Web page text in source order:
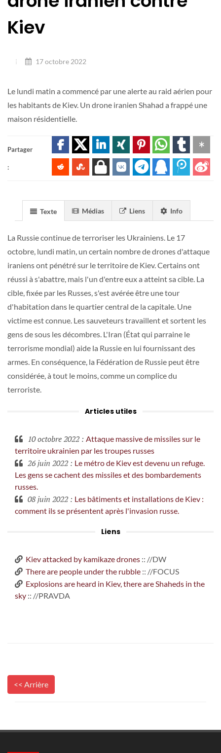
Kiev
17 octobre 2022
Le lundi matin a commencé par une alerte au raid aérien pour
les habitants de Kiev. Un drone iranien Shahad a frappé une
maison résidentielle.
Partager
:
Texte Médias Liens Info
La Russie continue de terroriser les Ukrainiens. Le 17
octobre, lundi matin, un certain nombre de drones d'attaque
iraniens ont pénétré sur le territoire de Kiev. Certains ont
réussi à s'abattre, mais l'un d'entre eux a atteint sa cible. La
cible, fixée par les Russes, s'est avérée être une tour
d'habitation dans le quartier central de la capitale. Une
victime est connue. Les sauveteurs travaillent et sortent les
gens de sous les décombres. L'Iran (État qui parraine le
terrorisme mondial) aide la Russie en lui fournissant des
armes. En conséquence, la Fédération de Russie peut être
considérée, à tout le moins, comme un complice du
terroriste.
Articles utiles
10 octobre 2022: Attaque massive de missiles sur le
territoire ukrainien par les troupes russes
26 juin 2022: Le métro de Kiev est devenu un refuge.
Les gens se cachent des missiles et des bombardements
russes.
08 juin 2022: Les bâtiments et installations de Kiev :
comment ils se présentent après l'invasion russe.
Liens
Kiev attacked by kamikaze drones :: //DW
There are people under the rubble :: //FOCUS
Explosions are heard in Kiev, there are Shaheds in the
sky :: //PRAVDA
<< Arrière